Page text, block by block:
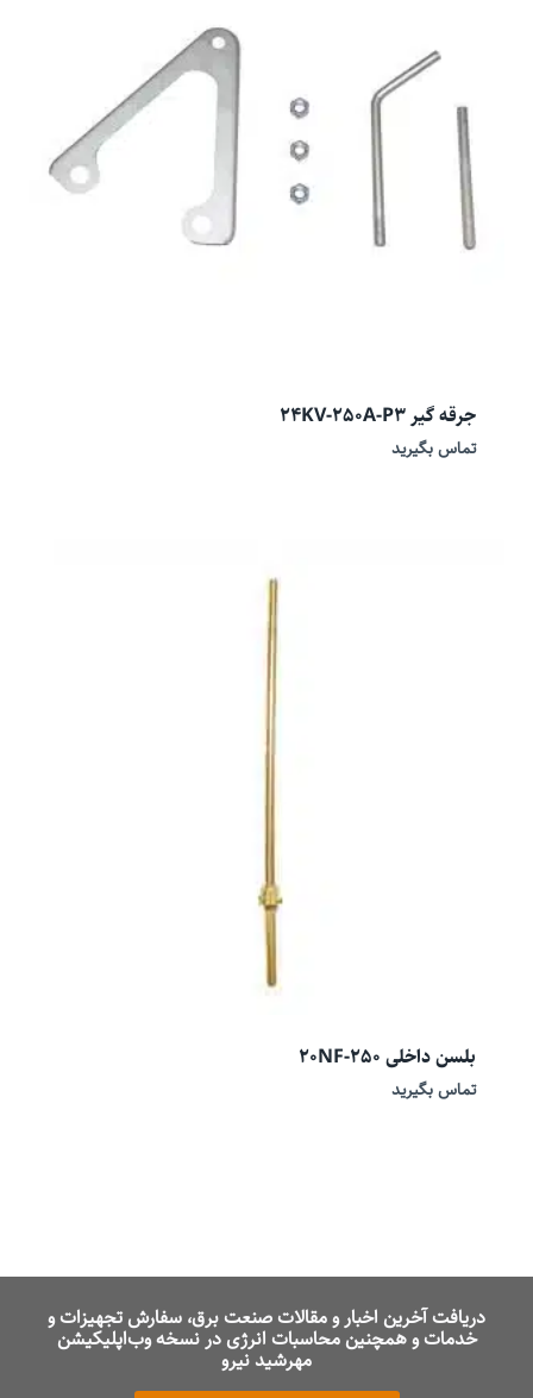
جرقه گیر 24KV-250A-P3
تماس بگیرید
بلسن داخلی 20NF-250
تماس بگیرید
دریافت آخرین اخبار و مقالات صنعت برق، سفارش تجهیزات و
خدمات و همچنین محاسبات انرژی در نسخه وب‌اپلیکیشن
مهرشید نیرو